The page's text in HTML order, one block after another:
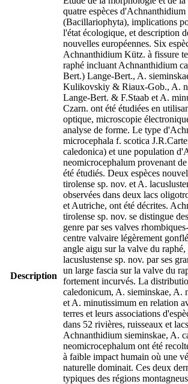
Description
quatre espèces
(Bacillariophyta), implications
l'état écologique, et description
nouvelles européennes. Six
Achnanthidium Kütz. à fissure
raphé incluant Achnanthidium
Bert.) Lange-Bert., A.
Kulikovskiy & Riaux-Gob., A.
Lange-Bert. & F.Staab et A.
Czarn. ont été étudiées en
optique, microscopie
analyse de forme. Le type
microcephala f. scotica
caledonica) et une population
neomicrocephalum provenant
été étudiés. Deux espèces
tirolense sp. nov. et A.
observées dans deux lacs
et Autriche, ont été décrites.
tirolense sp. nov. se distingue
genre par ses valves
centre valvaire légèrement
angle aigu sur la valve du
lacuslustense sp. nov. par ses
un large fascia sur la valve du
fortement incurvés. La
caledonicum, A. sieminskae, A.
et A. minutissimum en relation
terres et leurs associations
dans 52 rivières, ruisseaux et
Achnanthidium sieminskae, A.
neomicrocephalum ont été
à faible impact humain où une
naturelle dominait. Ces deux
typiques des régions